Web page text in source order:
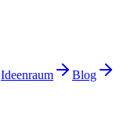
Ideenraum
Blog